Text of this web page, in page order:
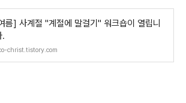
름] 사계절 "계절에 말걸기" 워크숍이 열립니
.
christ.tistory.com